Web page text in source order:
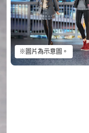
※圖片為示意圖。